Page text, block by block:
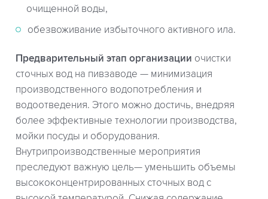
очищенной воды,
обезвоживание избыточного активного ила.
Предварительный этап организации очистки
сточных вод на пивзаводе — минимизация
производственного водопотребления и
водоотведения. Этого можно достичь, внедряя
более эффективные технологии производства,
мойки посуды и оборудования.
Внутрипроизводственные мероприятия
преследуют важную цель— уменьшить объемы
высококонцентрированных сточных вод с